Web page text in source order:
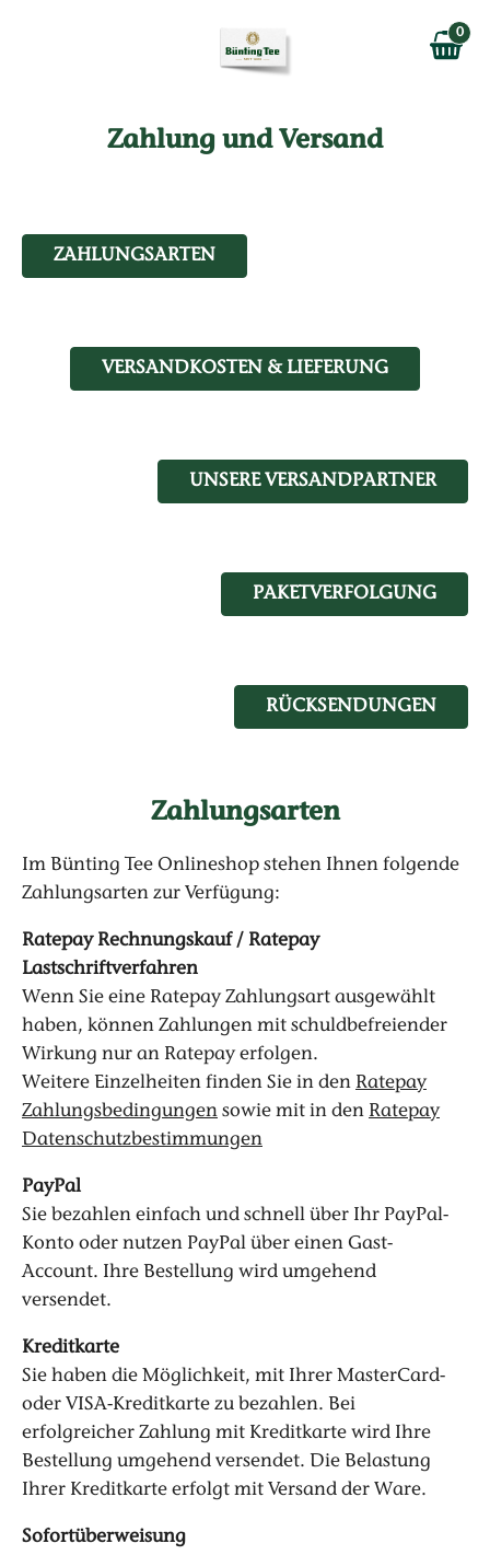
0,00 €
0
Zahlung und Versand
ZAHLUNGSARTEN
VERSANDKOSTEN & LIEFERUNG
UNSERE VERSANDPARTNER
PAKETVERFOLGUNG
RÜCKSENDUNGEN
Zahlungsarten
Im Bünting Tee Onlineshop stehen Ihnen folgende
Zahlungsarten zur Verfügung:
Ratepay Rechnungskauf / Ratepay
Lastschriftverfahren
Wenn Sie eine Ratepay Zahlungsart ausgewählt
haben, können Zahlungen mit schuldbefreiender
Wirkung nur an Ratepay erfolgen.
Weitere Einzelheiten finden Sie in den Ratepay
Zahlungsbedingungen sowie mit in den Ratepay
Datenschutzbestimmungen
PayPal
Sie bezahlen einfach und schnell über Ihr PayPal-
Konto oder nutzen PayPal über einen Gast-
Account. Ihre Bestellung wird umgehend
versendet.
Kreditkarte
Sie haben die Möglichkeit, mit Ihrer MasterCard-
oder VISA-Kreditkarte zu bezahlen. Bei
erfolgreicher Zahlung mit Kreditkarte wird Ihre
Bestellung umgehend versendet. Die Belastung
Ihrer Kreditkarte erfolgt mit Versand der Ware.
Sofortüberweisung